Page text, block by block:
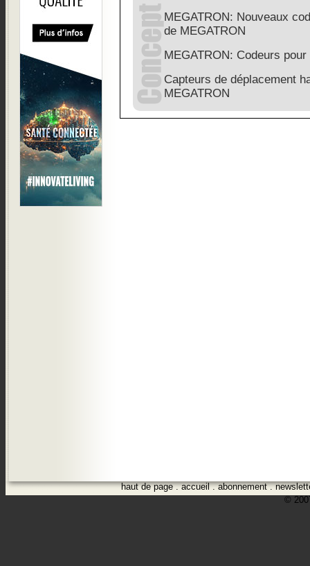
MEGATRON: Nouveaux
de MEGATRON
MEGATRON: Codeurs
Capteurs de déplacement
MEGATRON
haut de page.accueil.abonnement.
©